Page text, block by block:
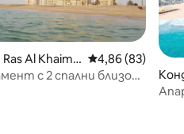
Al Khaima
Средна оценка:
4,86 (83)
с 2 спални близо